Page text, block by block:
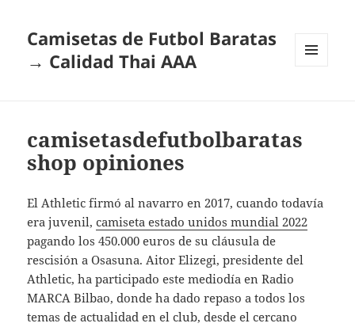
Camisetas de Futbol Baratas
→ Calidad Thai AAA
camisetasdefutbolbaratas
shop opiniones
El Athletic firmó al navarro en 2017, cuando todavía
era juvenil,camiseta estado unidos mundial 2022
pagando los 450.000 euros de su cláusula de
rescisión a Osasuna. Aitor Elizegi, presidente del
Athletic, ha participado este mediodía en Radio
MARCA Bilbao, donde ha dado repaso a todos los
temas de actualidad en el club, desde el cercano